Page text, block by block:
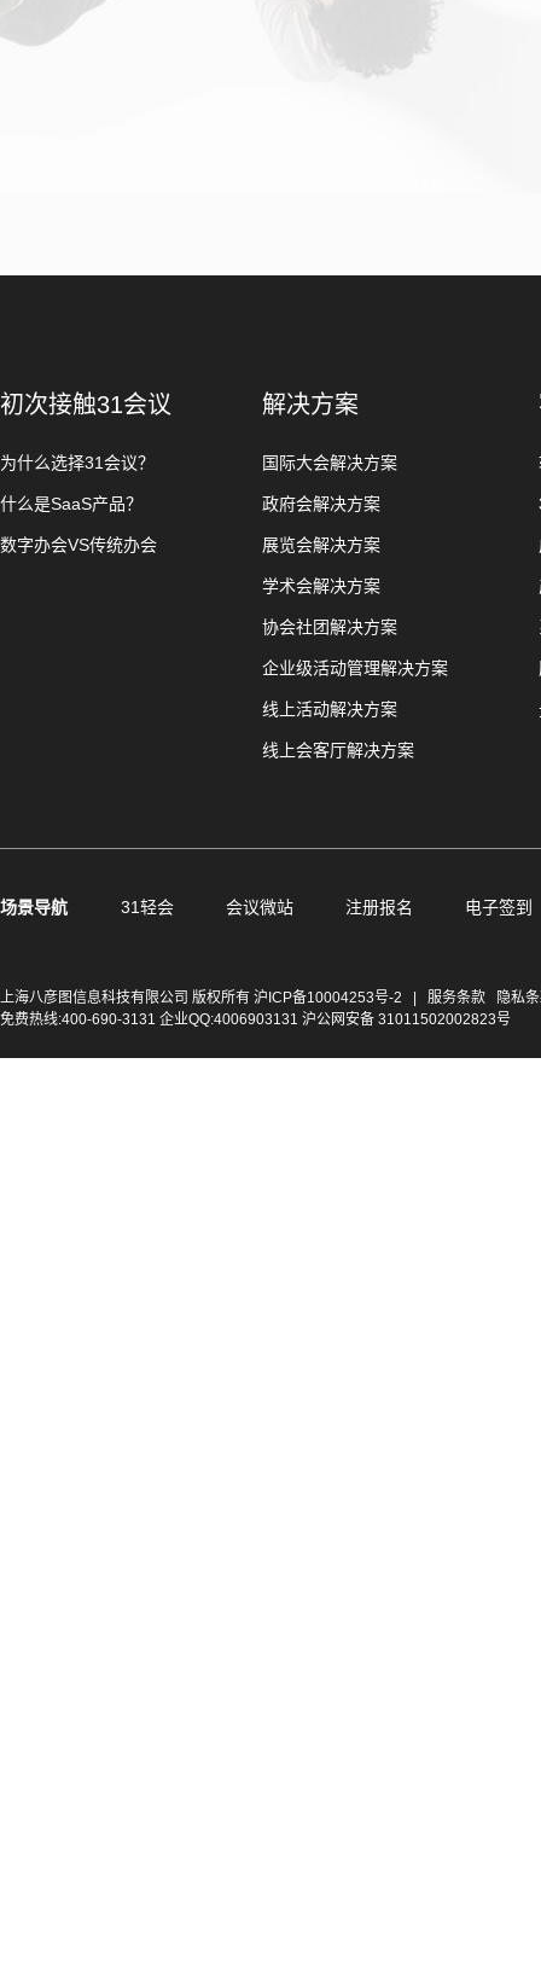
初次接触31会议
为什么选择31会议？
什么是SaaS产品？
数字办会VS传统办会
解决方案
国际大会解决方案
政府会解决方案
展览会解决方案
学术会解决方案
协会社团解决方案
企业级活动管理解决方案
线上活动解决方案
线上会客厅解决方案
场景导航 31轻会 会议微站 注册报名 电子签到
上海八彦图信息科技有限公司 版权所有 沪ICP备10004253号-2 服务条款
隐私
免费热线:400-690-3131 企业QQ:4006903131 沪公网安备 31011502002823号